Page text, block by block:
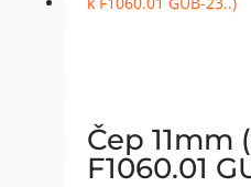
Čep
F1060.01